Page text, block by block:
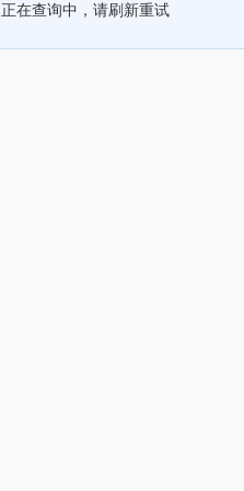
正在查询中，请刷新重试